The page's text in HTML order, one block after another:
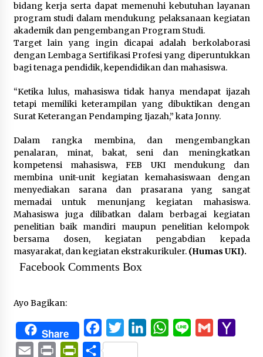
bidang kerja serta dapat memenuhi kebutuhan layanan
program studi dalam mendukung pelaksanaan kegiatan
akademik dan pengembangan Program Studi.
Target lain yang ingin dicapai adalah berkolaborasi
dengan Lembaga Sertifikasi Profesi yang diperuntukkan
bagi tenaga pendidik, kependidikan dan mahasiswa.
“Ketika lulus, mahasiswa tidak hanya mendapat ijazah
tetapi memiliki keterampilan yang dibuktikan dengan
Surat Keterangan Pendamping Ijazah,” kata Jonny.
Dalam rangka membina, dan mengembangkan
penalaran, minat, bakat, seni dan meningkatkan
kompetensi mahasiswa, FEB UKI mendukung dan
membina unit-unit kegiatan kemahasiswaan dengan
menyediakan sarana dan prasarana yang sangat
memadai untuk menunjang kegiatan mahasiswa.
Mahasiswa juga dilibatkan dalam berbagai kegiatan
penelitian baik mandiri maupun penelitian kelompok
bersama dosen, kegiatan pengabdian kepada
masyarakat, dan kegiatan ekstrakurikuler. (Humas UKI).
Facebook Comments Box
Ayo Bagikan:
Share FacebookTwitterLinkedInWhatsApp
Line Gmail
Email Print PrintFriendly
Share